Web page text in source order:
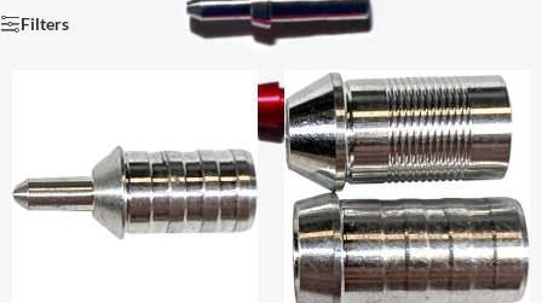
Filters